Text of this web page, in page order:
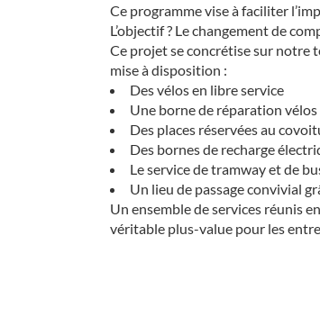
Ce programme vise à faciliter
L’objectif ? Le changement de
Ce projet se concrétise sur notre
mise à disposition :
Des vélos en libre service
Une borne de réparation vélos
Des places réservées au
Des bornes de recharge
Le service de tramway et de
Un lieu de passage convivial
Un ensemble de services réunis
véritable plus-value pour les